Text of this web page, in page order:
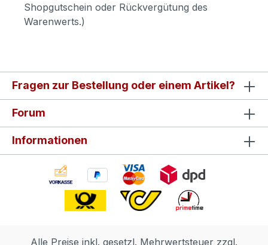
Shopgutschein oder Rückvergütung des
Warenwerts.)
Fragen zur Bestellung oder einem Artikel?
Forum
Informationen
Alle Preise inkl. gesetzl. Mehrwertsteuer zzgl.